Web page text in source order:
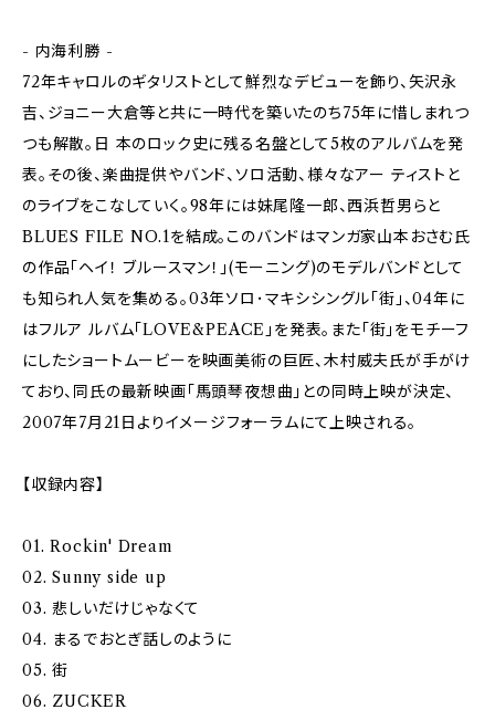
- 内海利勝 -
72年キャロルのギタリストとして鮮烈なデビューを飾り、矢沢永
吉、ジョニー大倉等と共に一時代を築いたのち75年に惜しまれつ
つも解散。日 本のロック史に残る名盤として5枚のアルバムを発
表。その後、楽曲提供やバンド、ソロ活動、様々なアー ティストと
のライブをこなしていく。98年には妹尾隆一郎、西浜哲男らと
BLUES FILE NO.1を結成。このバンドはマンガ家山本おさむ氏
の作品「ヘイ！ ブルースマン！」(モーニング)のモデルバンドとして
も知られ人気を集める。03年ソロ･マキシシングル「街」、04年に
はフルア ルバム「LOVE&PEACE」を発表。また「街」をモチーフ
にしたショートムービーを映画美術の巨匠、木村威夫氏が手がけ
ており、同氏の最新映画「馬頭琴夜想曲」との同時上映が決定、
2007年7月21日よりイメージフォーラムにて上映される。
【収録内容】
01. Rockin' Dream
02. Sunny side up
03. 悲しいだけじゃなくて
04. まるでおとぎ話しのように
05. 街
06. ZUCKER